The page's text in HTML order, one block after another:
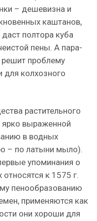
– дешевизна и
каштанов,
полтора куба
пены. А пара-
проблему
для колхозного
растительного
выраженной
в водных
– по латыни мыло).
упоминания о
к 1575 г.
пенообразованию
применяются как
они хороши для